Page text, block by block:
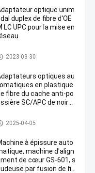
optique unim
duplex de fibre d'OE
LC UPC pour la mise en
optique de fibre
2023-03-30
optiques au
en plastique
fibre du cache anti-po
SC/APC de noir
APC/SC de ventes
optique de fibre
2025-04-05
à épissure auto
machine d'align
de cœur GS-601, s
par fusion de fib